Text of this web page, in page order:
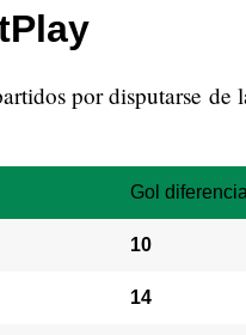
por disputarse de
Gol diferencia
10
14